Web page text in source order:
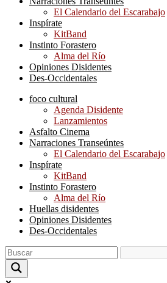
El Calendario del Escarabajo
Inspírate
KitBand
Instinto Forastero
Alma del Río
Opiniones Disidentes
Des-Occidentales
foco cultural
Agenda Disidente
Lanzamientos
Asfalto Cinema
Narraciones Transeúntes
El Calendario del Escarabajo
Inspírate
KitBand
Instinto Forastero
Alma del Río
Huellas disidentes
Opiniones Disidentes
Des-Occidentales